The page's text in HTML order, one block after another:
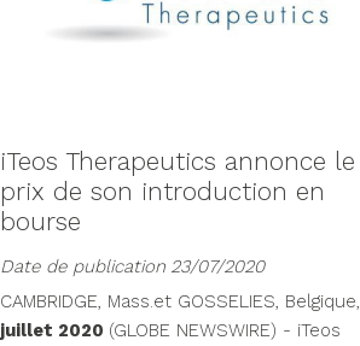
iTeos Therapeutics annonce le
prix de son introduction en
bourse
Date de publication 23/07/2020
CAMBRIDGE, Mass.et GOSSELIES, Belgique,
juillet 2020 (GLOBE NEWSWIRE) - iTeos